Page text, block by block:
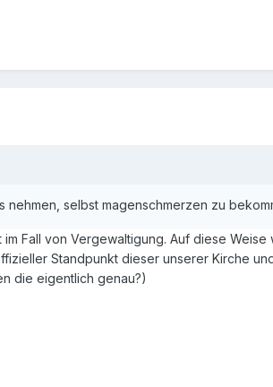
selbst magenschmerzen zu
Fall von Vergewaltigung. Auf diese
Standpunkt dieser unserer Kirche
die eigentlich genau?)